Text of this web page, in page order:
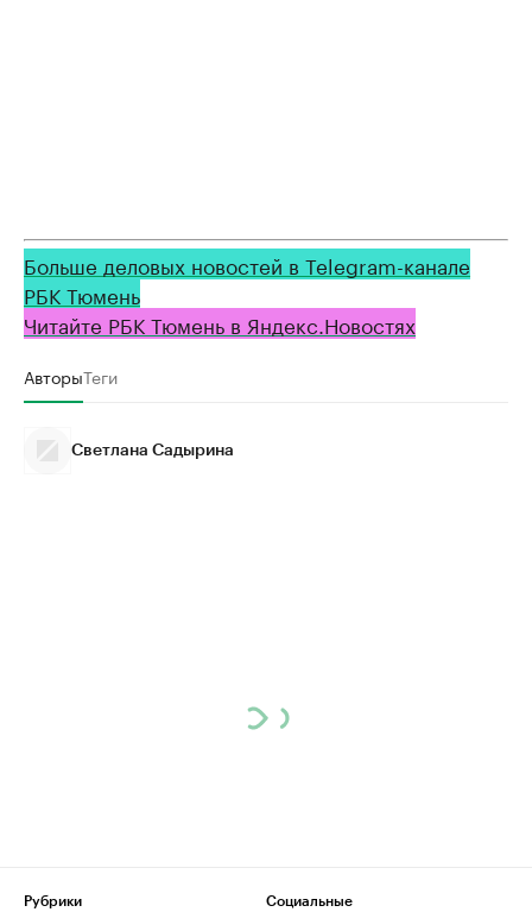
Больше деловых новостей в Telegram-канале
РБК Тюмень
Читайте РБК Тюмень в Яндекс.Новостях
АвторыТеги
Светлана Садырина
Рубрики
Социальные